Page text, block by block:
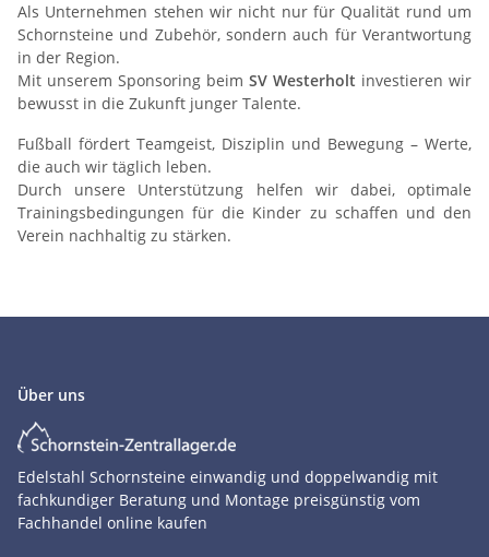
Als Unternehmen stehen wir nicht nur für Qualität rund um
Schornsteine und Zubehör, sondern auch für Verantwortung
in der Region.
Mit unserem Sponsoring beim SV Westerholt investieren wir
bewusst in die Zukunft junger Talente.
Fußball fördert Teamgeist, Disziplin und Bewegung – Werte,
die auch wir täglich leben.
Durch unsere Unterstützung helfen wir dabei, optimale
Trainingsbedingungen für die Kinder zu schaffen und den
Verein nachhaltig zu stärken.
Über uns
Edelstahl Schornsteine einwandig und doppelwandig mit
fachkundiger Beratung und Montage preisgünstig vom
Fachhandel online kaufen